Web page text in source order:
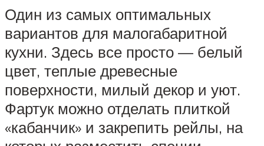
Один из самых оптимальных
вариантов для малогабаритной
кухни. Здесь все просто — белый
цвет, теплые древесные
поверхности, милый декор и уют.
Фартук можно отделать плиткой
«кабанчик» и закрепить рейлы, на